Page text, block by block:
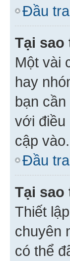
Đầu
Tại
Một vài
hay
bạn
với điều
cập vào.
Đầu
Tại
Thiết
chuyên
có thể